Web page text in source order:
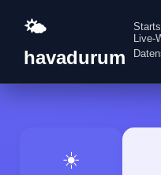
🌤️
havadurum
Live-
☀️